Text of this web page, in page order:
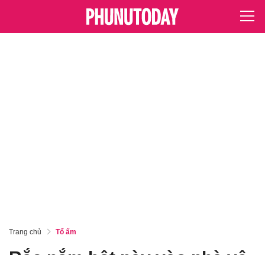
Trang chủ Tổ ấm